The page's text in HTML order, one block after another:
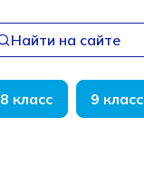
Найти на сайте
8 класс 9 класс